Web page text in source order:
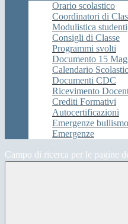
Orario scolastico
Coordinatori di
Modulistica studenti
Consigli di Classe
Programmi svolti
Documento 15
Calendario
Documenti CDC
Ricevimento
Crediti Formativi
Autocertificazioni
Emergenze
Emergenze
Campo di ricerca per le pagine